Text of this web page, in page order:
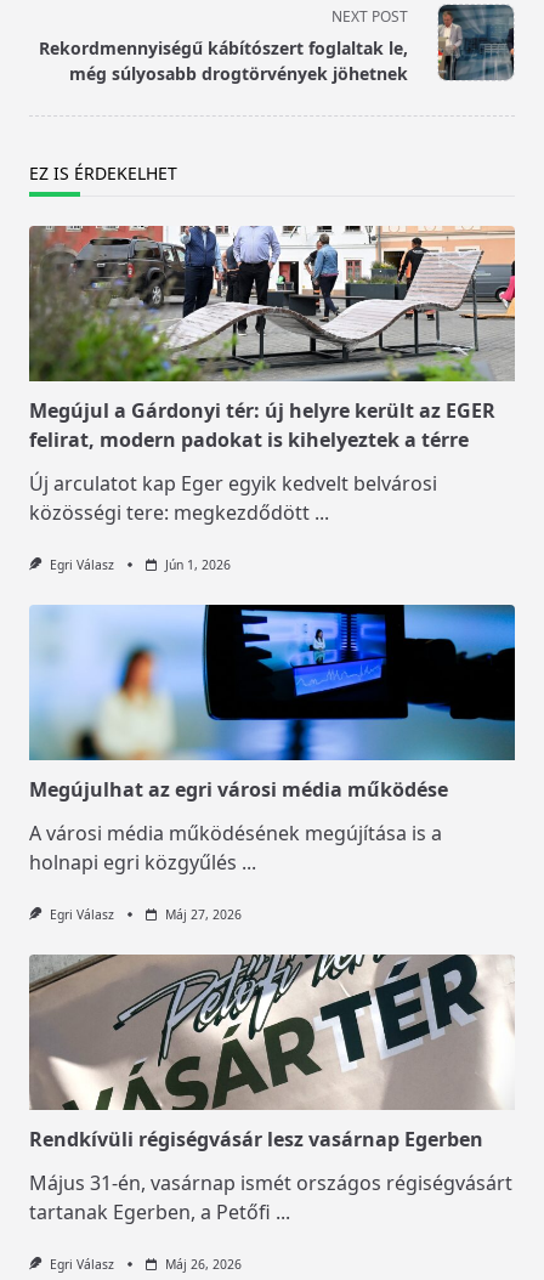
reader-
text">Page</span>
NEXT POST
Rekordmennyiségű kábítószert foglaltak le,
még súlyosabb drogtörvények jöhetnek
EZ IS ÉRDEKELHET
Megújul a Gárdonyi tér: új helyre került az EGER
felirat, modern padokat is kihelyeztek a térre
Új arculatot kap Eger egyik kedvelt belvárosi
közösségi tere: megkezdődött ...
Egri Válasz Jún 1, 2026
Megújulhat az egri városi média működése
A városi média működésének megújítása is a
holnapi egri közgyűlés ...
Egri Válasz Máj 27, 2026
Rendkívüli régiségvásár lesz vasárnap Egerben
Május 31-én, vasárnap ismét országos régiségvásárt
tartanak Egerben, a Petőfi ...
Egri Válasz Máj 26, 2026